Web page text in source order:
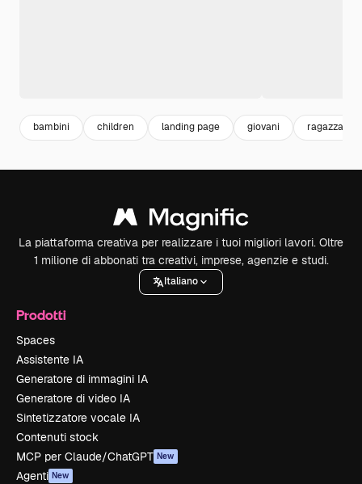
bambini children landing page giovani ragazza
La piattaforma creativa per realizzare i tuoi migliori lavori. Oltre
1 milione di abbonati tra creativi, imprese, agenzie e studi.
Italiano
Prodotti
Spaces
Assistente IA
Generatore di immagini IA
Generatore di video IA
Sintetizzatore vocale IA
Contenuti stock
MCP per Claude/ChatGPT New
Agenti New